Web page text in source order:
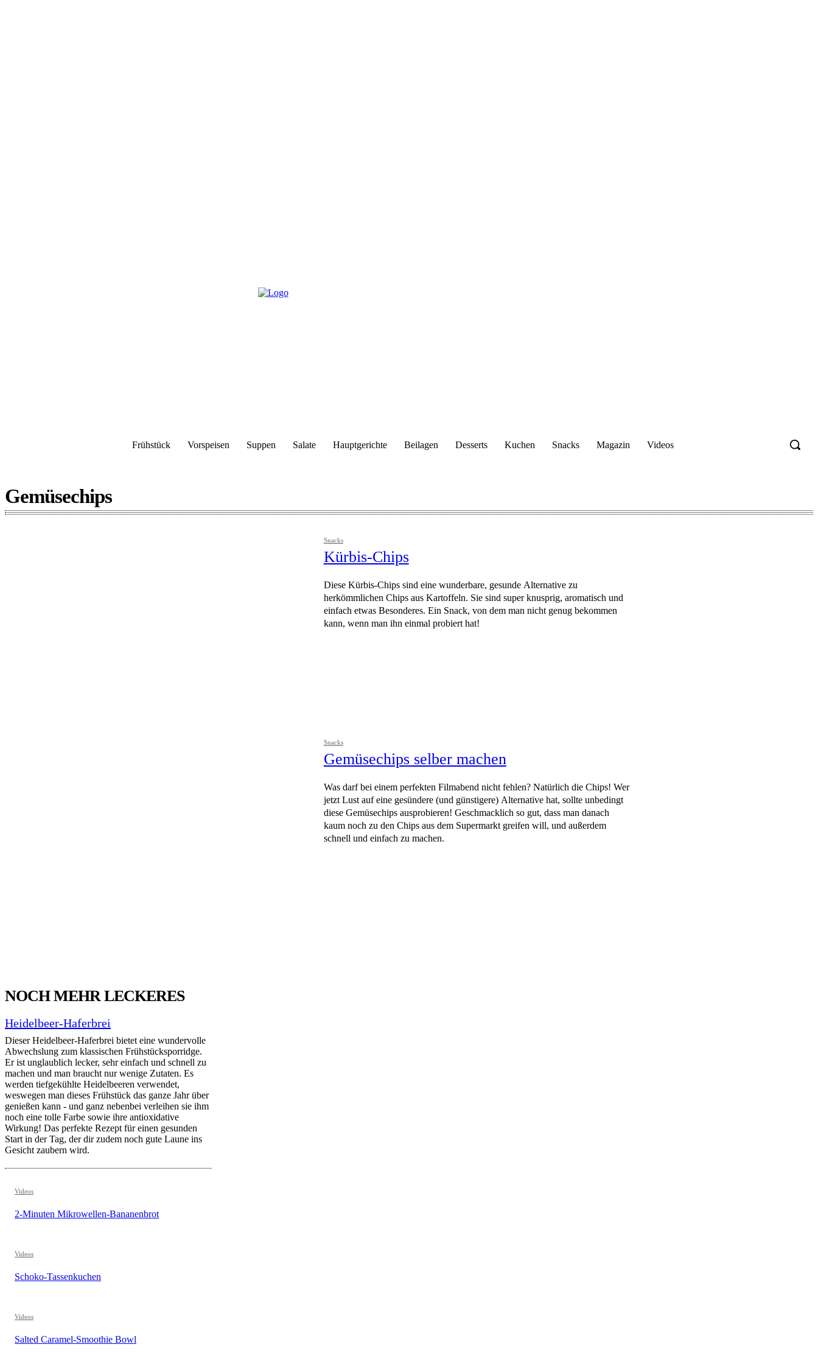
Frühstück Vorspeisen Suppen Salate Hauptgerichte Beilagen Desserts Kuchen Snacks Magazin Videos
Gemüsechips
Snacks
Kürbis-Chips
Diese Kürbis-Chips sind eine wunderbare, gesunde Alternative zu
herkömmlichen Chips aus Kartoffeln. Sie sind super knusprig, aromatisch und
einfach etwas Besonderes. Ein Snack, von dem man nicht genug bekommen
kann, wenn man ihn einmal probiert hat!
Snacks
Gemüsechips selber machen
Was darf bei einem perfekten Filmabend nicht fehlen? Natürlich die Chips! Wer
jetzt Lust auf eine gesündere (und günstigere) Alternative hat, sollte unbedingt
diese Gemüsechips ausprobieren! Geschmacklich so gut, dass man danach
kaum noch zu den Chips aus dem Supermarkt greifen will, und außerdem
schnell und einfach zu machen.
NOCH MEHR LECKERES
Heidelbeer-Haferbrei
Dieser Heidelbeer-Haferbrei bietet eine wundervolle
Abwechslung zum klassischen Frühstücksporridge.
Er ist unglaublich lecker, sehr einfach und schnell zu
machen und man braucht nur wenige Zutaten. Es
werden tiefgekühlte Heidelbeeren verwendet,
weswegen man dieses Frühstück das ganze Jahr über
genießen kann - und ganz nebenbei verleihen sie ihm
noch eine tolle Farbe sowie ihre antioxidative
Wirkung! Das perfekte Rezept für einen gesunden
Start in der Tag, der dir zudem noch gute Laune ins
Gesicht zaubern wird.
Videos
2-Minuten Mikrowellen-Bananenbrot
Videos
Schoko-Tassenkuchen
Videos
Salted Caramel-Smoothie Bowl